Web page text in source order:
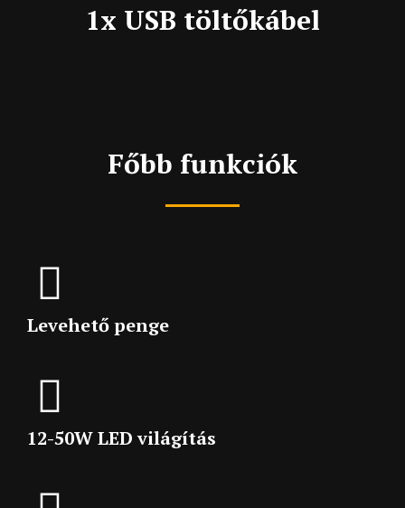
1x USB töltőkábel
Főbb funkciók
Levehető penge
12-50W LED világítás